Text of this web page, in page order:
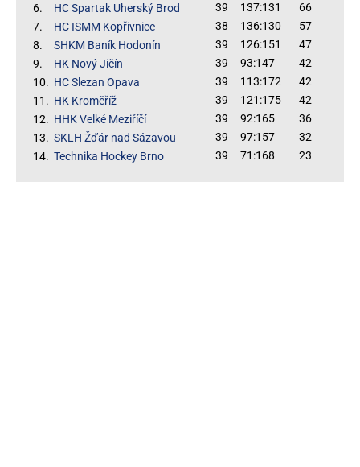
6.
HC Spartak Uherský Brod 39 137:131
66
7.
HC ISMM Kopřivnice 38 136:130
57
8.
SHKM Baník Hodonín 39 126:151
47
9.
HK Nový Jičín 39 93:147
42
10. HC Slezan Opava 39 113:172
42
11. HK Kroměříž 39 121:175
42
12. HHK Velké Meziříčí 39 92:165
36
13. SKLH Žďár nad Sázavou 39 97:157
32
14. Technika Hockey Brno 39 71:168 23